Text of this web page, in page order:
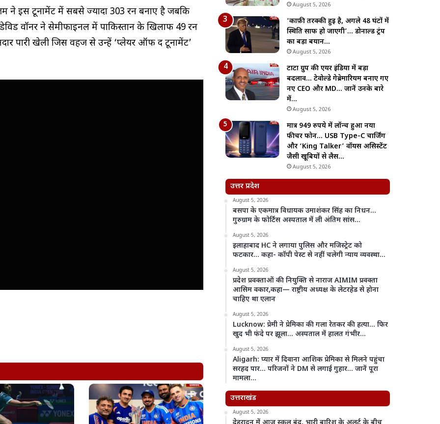
इस टूर्नामेंट में सबसे ज्यादा 303 रन बनाए है जबकि
वॉर्नर ने सेमीफाइनल में पाकिस्तान के खिलाफ 49 रन
पारी खेली जिस वहज से उन्हें ‘प्लेयर ऑफ द टूर्नामेंट’
August 5, 2026
‘काफ़ी तरक्की हुई है, अगले 48 घंटों में
स्थिति साफ हो जाएगी’… डोनाल्ड ट्रंप
का बड़ा बयान…
August 5, 2026
टाटा ग्रुप की एयर इंडिया में बड़ा
बदलाव… टेवोल्डे गेब्रेमारियम बनाए गए
नए CEO और MD… जानें उनके बारे
में…
August 5, 2026
मात्र 949 रुपये में लॉन्च हुआ नया
फीचर फोन… USB Type-C चार्जिंग
और ‘King Talker’ वॉयस असिस्टेंट
जैसी खूबियों से लैस…
August 5, 2026
उत्तर प्रदेश
August 5, 2026
बसपा के एकमात्र विधायक उमाशंकर सिंह का निधन…
गुरुग्राम के फोर्टिस अस्पताल में ली अंतिम सांस…
August 5, 2026
इलाहाबाद HC ने लगाया पुलिस और मजिस्ट्रेट को
फटकार… कहा- कॉपी पेस्ट से नहीं चलेगी न्याय व्यवस्था…
August 5, 2026
प्रदेश प्रवक्ताओं की नियुक्ति से नाराज AIMIM प्रवक्ता
आसिम वकार,कहा— राष्ट्रीय अध्यक्ष के लेटरहेड से होना
चाहिए था एलान
August 5, 2026
Lucknow: प्रेमी ने प्रेमिका की गला रेतकर की हत्या… फिर
खुद भी फंदे पर झूला… अस्पताल में हालत गंभीर…
August 5, 2026
Aligarh: प्यार में दिवाना आशिक प्रेमिका से मिलने पहुंचा
सरहद पार… परिजनों ने DM से लगाई गुहार… जानें पूरा
मामला…
उत्तराखंड
August 5, 2026